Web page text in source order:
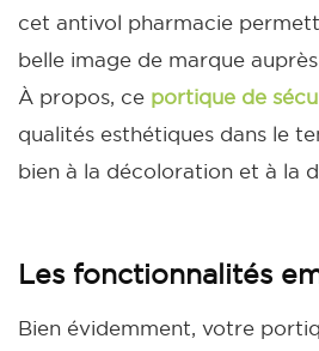
cet antivol pharmacie
belle image de marque
À propos, ce portique de
qualités esthétiques dans le
bien à la décoloration et à la
Les fonctionnalités
Bien évidemment, votre